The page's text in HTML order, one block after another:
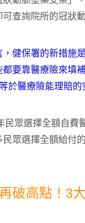
查詢院所的冠狀
健保署的新措施
要靠醫療險來填
於醫療險能理賠
民眾選擇全額自費
眾選擇全額給付
破高點！3